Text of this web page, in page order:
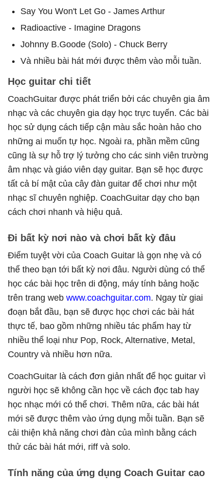
Say You Won't Let Go - James Arthur
Radioactive - Imagine Dragons
Johnny B.Goode (Solo) - Chuck Berry
Và nhiều bài hát mới được thêm vào mỗi tuần.
Học guitar chi tiết
CoachGuitar được phát triển bởi các chuyên gia âm
nhạc và các chuyên gia dạy học trực tuyến. Các bài
học sử dụng cách tiếp cận màu sắc hoàn hảo cho
những ai muốn tự học. Ngoài ra, phần mềm cũng
cũng là sự hỗ trợ lý tưởng cho các sinh viên trường
âm nhạc và giáo viên dạy guitar. Bạn sẽ học được
tất cả bí mật của cây đàn guitar để chơi như một
nhạc sĩ chuyên nghiệp. CoachGuitar dạy cho bạn
cách chơi nhanh và hiệu quả.
Đi bất kỳ nơi nào và chơi bất kỳ đâu
Điểm tuyệt vời của Coach Guitar là gọn nhẹ và có
thể theo bạn tới bất kỳ nơi đâu. Người dùng có thể
học các bài học trên di động, máy tính bảng hoặc
trên trang web www.coachguitar.com. Ngay từ giai
đoạn bắt đầu, bạn sẽ được học chơi các bài hát
thực tế, bao gồm những nhiều tác phẩm hay từ
nhiều thể loại như Pop, Rock, Alternative, Metal,
Country và nhiều hơn nữa.
CoachGuitar là cách đơn giản nhất để học guitar vì
người học sẽ không cần học về cách đọc tab hay
học nhạc mới có thể chơi. Thêm nữa, các bài hát
mới sẽ được thêm vào ứng dụng mỗi tuần. Bạn sẽ
cải thiện khả năng chơi đàn của mình bằng cách
thử các bài hát mới, riff và solo.
Tính năng của ứng dụng Coach Guitar cao